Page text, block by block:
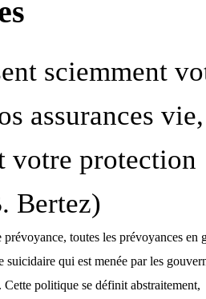
sciemment
assurances
votre protection
Bertez)
prévoyance, toutes les prévoyances en
suicidaire qui est menée par les
Cette politique se définit abstraitement,